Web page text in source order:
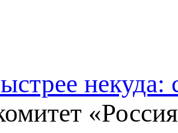
некуда: